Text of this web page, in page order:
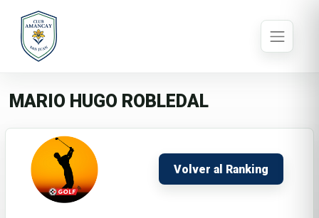
MARIO HUGO ROBLEDAL
Volver al Ranking